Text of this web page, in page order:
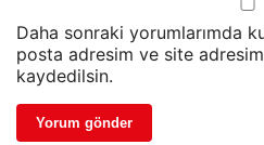
Daha sonraki yorumlarımda
posta adresim ve site adresim
kaydedilsin.